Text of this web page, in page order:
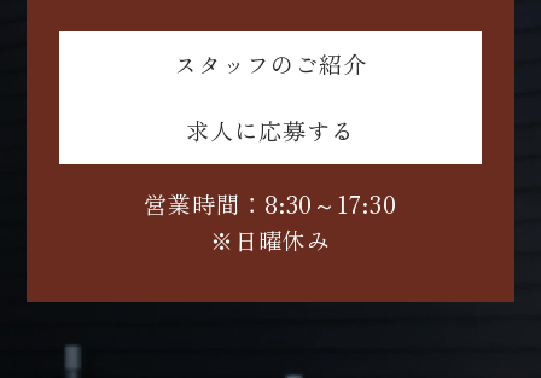
スタッフのご紹介
求人に応募する
営業時間：8:30～17:30
※日曜休み